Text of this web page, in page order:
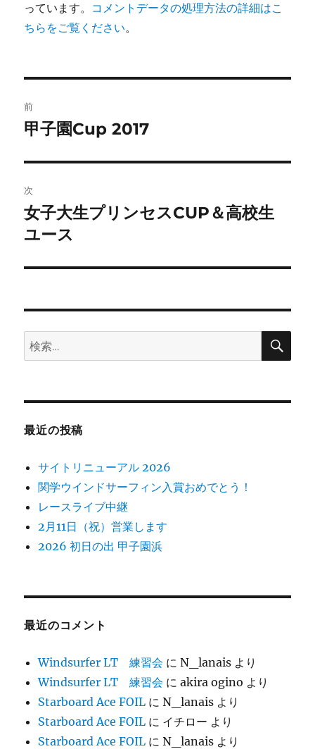
っています。 コメントデータの処理方法の詳細はこ
ちらをご覧ください。
稿
ビ
ゲ
ー
シ
ン
前
前
投
稿:
甲子園Cup 2017
次
次
の
稿:
女子大生プリンセスCUP＆高校生
ユース
検
索:
検
最近の投稿
サイトリニューアル 2026
関学ウインドサーフィン入賞おめでとう！
レースライブ中継
2月11日（祝）営業します
2026 初日の出 甲子園浜
最近のコメント
Windsurfer LT 練習会 にN_lanais より
Windsurfer LT 練習会 にakira ogino より
Starboard Ace FOIL にN_lanais より
Starboard Ace FOIL に イチロー より
Starboard Ace FOIL にN_lanais より